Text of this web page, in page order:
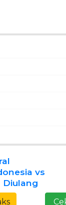
vs
Diulang